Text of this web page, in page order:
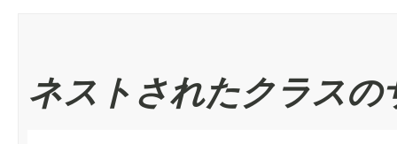
ネストされたクラスの